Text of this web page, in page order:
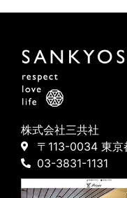
株式会社三共社
〒113-0034 東
03-3831-1131